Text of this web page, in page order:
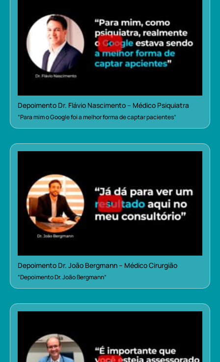
Depoimento Dr. Flávio Nascimento – Médico Psiquiatra
“Para mim o Google foi a melhor forma de captar pacientes”
Depoimento Dr. João Bergmann – Médico Cirurgião
“Depoimento Dr. João Bergmann”